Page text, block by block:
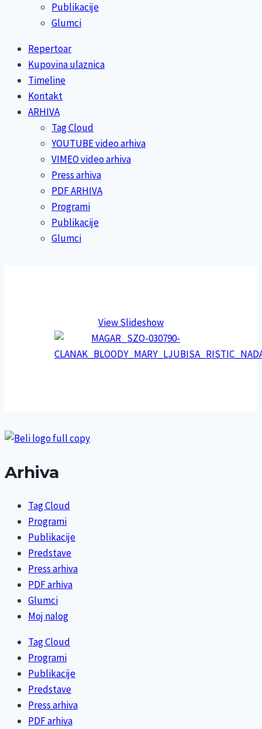
Publikacije
Glumci
Repertoar
Kupovina ulaznica
Timeline
Kontakt
ARHIVA
Tag Cloud
YOUTUBE video arhiva
VIMEO video arhiva
Press arhiva
PDF ARHIVA
Programi
Publikacije
Glumci
View Slideshow
Arhiva
Tag Cloud
Programi
Publikacije
Predstave
Press arhiva
PDF arhiva
Glumci
Moj nalog
Tag Cloud
Programi
Publikacije
Predstave
Press arhiva
PDF arhiva